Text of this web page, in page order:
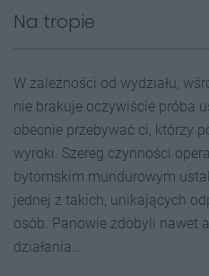
Na tropie
W zależności od wydziału,
nie brakuje oczywiście próba
obecnie przebywać ci, którzy
wyroki. Szereg czynności
bytomskim mundurowym
jednej z takich, unikających
osób. Panowie zdobyli nawet
działania…